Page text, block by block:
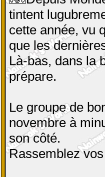
tintent
cette année, vu
que les
Là-bas, dans la
prépare.
Le groupe de
novembre à
son côté.
Rassemblez